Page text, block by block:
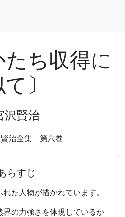
たち収得に
〕
沢賢治
賢治全集 第六巻
らすじ
た人物が描かれています。
界の力強さを体現しているか